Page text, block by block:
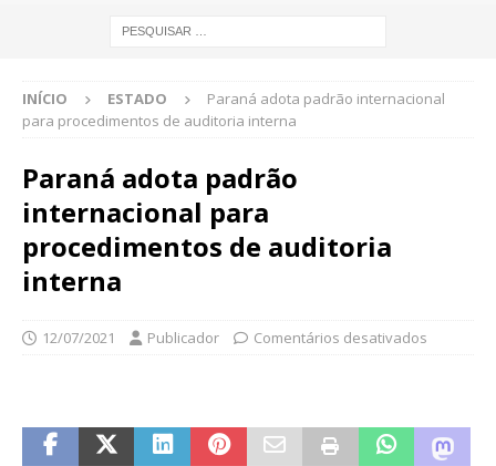
INÍCIO ESTADO
Paraná adota padrão internacional
para procedimentos de auditoria interna
Paraná adota padrão
internacional para
procedimentos de auditoria
interna
12/07/2021 Publicador Comentários desativados